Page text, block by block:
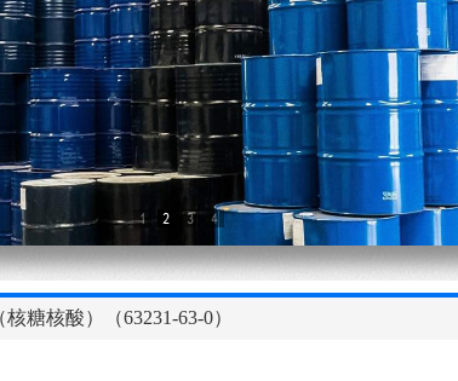
糖核酸）（63231-63-0）